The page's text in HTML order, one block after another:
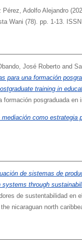
Pérez, Adolfo Alejandro
Wani (78). pp. 1-13.
José Roberto and
para una formación
training in
posgraduada en
mediación como estrategia
de sistemas de
through
de sustentabilidad en
nicaraguan north